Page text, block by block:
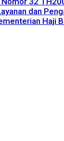
dan
Haji